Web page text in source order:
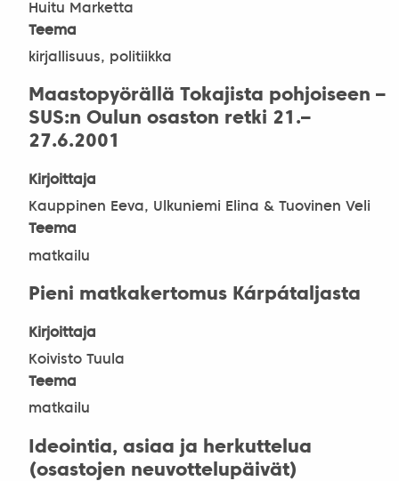
Huitu Marketta
Teema
kirjallisuus, politiikka
Maastopyörällä Tokajista pohjoiseen –
SUS:n Oulun osaston retki 21.–
27.6.2001
Kirjoittaja
Kauppinen Eeva, Ulkuniemi Elina & Tuovinen Veli
Teema
matkailu
Pieni matkakertomus Kárpátaljasta
Kirjoittaja
Koivisto Tuula
Teema
matkailu
Ideointia, asiaa ja herkuttelua
(osastojen neuvottelupäivät)